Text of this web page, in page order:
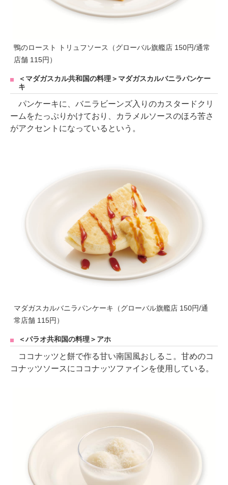
鴨のロースト トリュフソース（グローバル旗艦店 150円/通常
店舗 115円）
＜マダガスカル共和国の料理＞マダガスカルバニラパンケー
キ
パンケーキに、バニラビーンズ入りのカスタードクリ
ームをたっぷりかけており、カラメルソースのほろ苦さ
がアクセントになっているという。
マダガスカルバニラパンケーキ（グローバル旗艦店 150円/通
常店舗 115円）
＜パラオ共和国の料理＞アホ
ココナッツと餅で作る甘い南国風おしるこ。甘めのコ
コナッツソースにココナッツファインを使用している。